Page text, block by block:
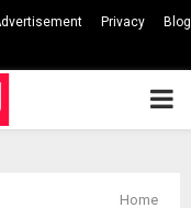
Blog
Privacy
PRIMARY
Home